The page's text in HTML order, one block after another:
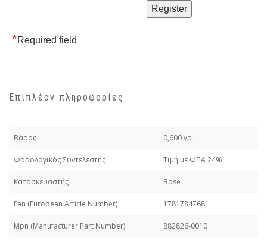
*Required field
Επιπλέον πληροφορίες
Βάρος 0,600 γρ.
Φορολογικός Συντελεστής Τιμή με ΦΠΑ 24%
Κατασκευαστής Bose
Εan (European Article Number) 17817847681
Mpn (Manufacturer Part Number) 882826-0010